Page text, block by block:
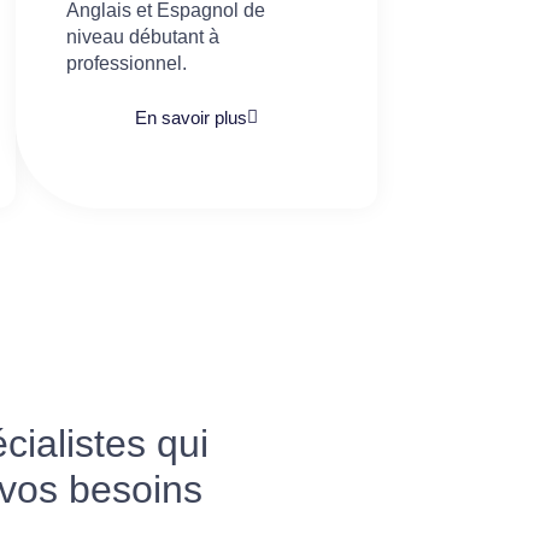
Anglais et Espagnol de
niveau débutant à
professionnel.
En savoir plus
qui
besoins